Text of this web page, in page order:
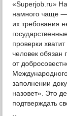
«Superjob.ru»
намного чаще —
их требования
проверки
человек обязан
от
заполнении
назовет». Это
подтверждать